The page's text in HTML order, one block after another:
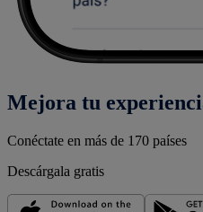
Mejora tu
Conéctate en más de 170 países
Descárgala gratis